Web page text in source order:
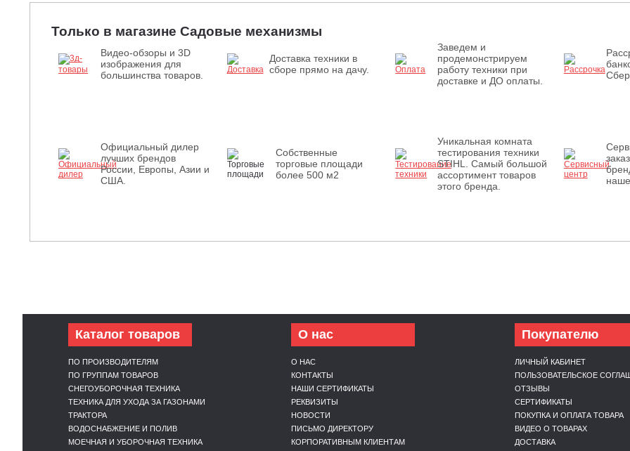
Только в магазине Садовые механизмы
Видео-обзоры и 3D
изображения для
большинства товаров.
Доставка техники в
сборе прямо на дачу.
Заведем и
продемонстрируем
работу техники при
доставке и ДО оплаты.
Сбер.
Официальный дилер
лучших брендов
России, Европы, Азии и
США.
Собственные
торговые площади
более 500 м2
Уникальная комната
тестирования техники
STIHL. Самый большой
ассортимент товаров
этого бренда.
Каталог товаров
ПО ПРОИЗВОДИТЕЛЯМ
ПО ГРУППАМ ТОВАРОВ
СНЕГОУБОРОЧНАЯ ТЕХНИКА
ТЕХНИКА ДЛЯ УХОДА ЗА ГАЗОНАМИ
ТРАКТОРА
ВОДОСНАБЖЕНИЕ И ПОЛИВ
МОЕЧНАЯ И УБОРОЧНАЯ ТЕХНИКА
О нас
О НАС
КОНТАКТЫ
НАШИ СЕРТИФИКАТЫ
РЕКВИЗИТЫ
НОВОСТИ
ПИСЬМО ДИРЕКТОРУ
КОРПОРАТИВНЫМ КЛИЕНТАМ
Покупателю
ЛИЧНЫЙ КАБИНЕТ
ПОЛЬЗОВАТЕЛЬСКОЕ
ОТЗЫВЫ
СЕРТИФИКАТЫ
ПОКУПКА И ОПЛАТА ТОВАРА
ВИДЕО О ТОВАРАХ
ДОСТАВКА